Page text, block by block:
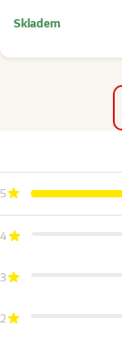
Skladem
5
4
3
2